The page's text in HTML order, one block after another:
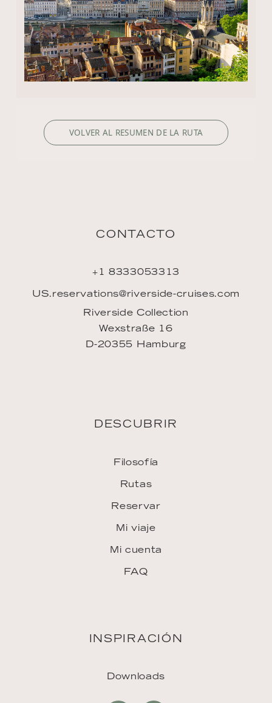
VOLVER AL RESUMEN DE LA RUTA
CONTACTO
+1 8333053313
US.reservations@riverside-cruises.com
Riverside Collection
Wexstraße 16
D-20355 Hamburg
DESCUBRIR
Filosofía
Rutas
Reservar
Mi viaje
Mi cuenta
FAQ
INSPIRACIÓN
Downloads